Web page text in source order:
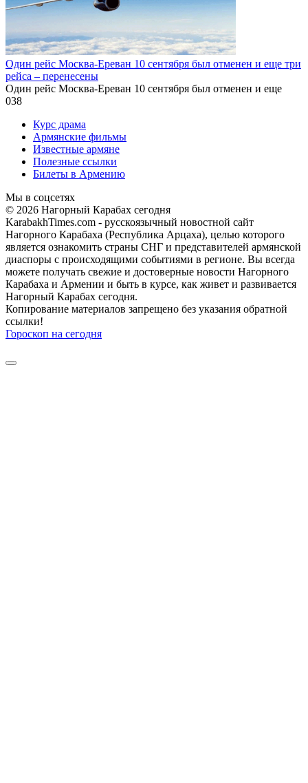
Один рейс Москва-Ереван 10 сентября был отменен и еще три
рейса – перенесены
Один рейс Москва-Ереван 10 сентября был отменен и еще
038
Курс драма
Армянские фильмы
Известные армяне
Полезные ссылки
Билеты в Армению
Мы в соцсетях
© 2026 Нагорный Карабах сегодня
KarabakhTimes.com - русскоязычный новостной сайт
Нагорного Карабаха (Республика Арцаха), целью которого
является ознакомить страны СНГ и представителей армянской
диаспоры с происходящими событиями в регионе. Вы всегда
можете получать свежие и достоверные новости Нагорного
Карабаха и Армении и быть в курсе, как живет и развивается
Нагорный Карабах сегодня.
Копирование материалов запрещено без указания обратной
ссылки!
Гороскоп на сегодня